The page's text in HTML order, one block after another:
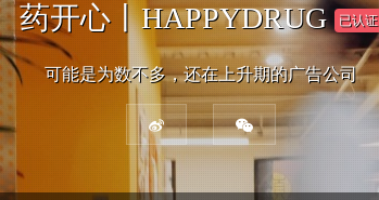
药开心丨HAPPYDRUG 已认证
可能是为数不多，还在上升期的广告公司